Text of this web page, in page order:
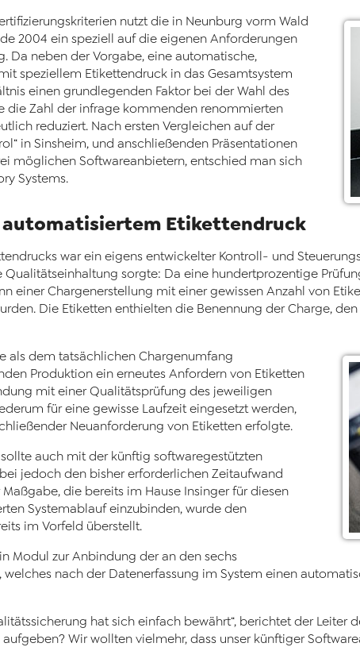
nutzt die in Neunburg vorm Wald
2004 ein speziell auf die eigenen Anforderungen
Da neben der Vorgabe, eine automatische,
speziellem Etikettendruck in das Gesamtsystem
einen grundlegenden Faktor bei der Wahl des
die Zahl der infrage kommenden renommierten
reduziert. Nach ersten Vergleichen auf der
in Sinsheim, und anschließenden Präsentationen
möglichen Softwareanbietern, entschied man sich
Systems.
automatisiertem Etikettendruck
war ein eigens entwickelter Kontroll- und
Qualitätseinhaltung sorgte: Da eine hundertprozentige
einer Chargenerstellung mit einer gewissen Anzahl von
Die Etiketten enthielten die Benennung der Charge,
als dem tatsächlichen Chargenumfang
Produktion ein erneutes Anfordern von Etiketten
mit einer Qualitätsprüfung des jeweiligen
für eine gewisse Laufzeit eingesetzt werden,
Neuanforderung von Etiketten erfolgte.
auch mit der künftig softwaregestützten
jedoch den bisher erforderlichen Zeitaufwand
die bereits im Hause Insinger für diesen
Systemablauf einzubinden, wurde den
im Vorfeld überstellt.
Modul zur Anbindung der an den sechs
nach der Datenerfassung im System einen
hat sich einfach bewährt“, berichtet der Leiter
Wir wollten vielmehr, dass unser künftiger